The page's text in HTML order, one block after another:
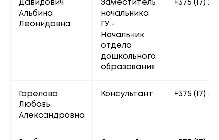
Давидович
Альбина
Леонидовна
Заместитель
начальника
ГУ -
Начальник
отдела
дошкольного
образования
+375 (17)
Горелова
Любовь
Александровна
Консультант +375 (17)